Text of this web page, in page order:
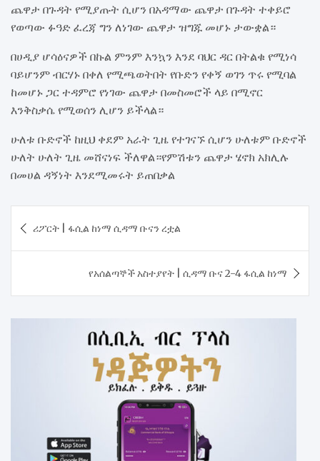
ጨዋታ በጉዳት የሚያጡት ሲሆን በአዳማው ጨዋታ በጉዳት ተቀይሮ
የወጣው ፉዓድ ፈረጃ ግን ለነገው ጨዋታ ዝግጁ መሆኑ ታውቋል።
በሀዲያ ሆሳዕናዎች በኩል ምንም እንኳን እንደ ባህር ዳር በትልቁ የሚነሳ
ባይሆንም ብርሃኑ በቀለ የሚጫወትበት የቡድን የቀኝ ወገን ጥሩ የሚባል
ከመሆኑ ጋር ተዳምሮ የነገው ጨዋታ በመስመሮች ላይ በሚኖር
እንቅስቃሴ የሚወሰን ሊሆን ይችላል።
ሁለቱ ቡድኖች ከዚህ ቀደም አራት ጊዜ የተገናኙ ሲሆን ሁለቱም ቡድኖች
ሁለት ሁለት ጊዜ መሸናነፍ ችለዋል።የምሽቱን ጨዋታ ሄኖክ አክሊሉ
በመሀል ዳኝነት እንደሚመሩት ይጠበቃል
navigation
ሪፖርት | ፋሲል ከነማ ሲዳማ ቡናን ረቷል
የአሰልጣኞች አስተያየት | ሲዳማ ቡና 2-4 ፋሲል ከነማ